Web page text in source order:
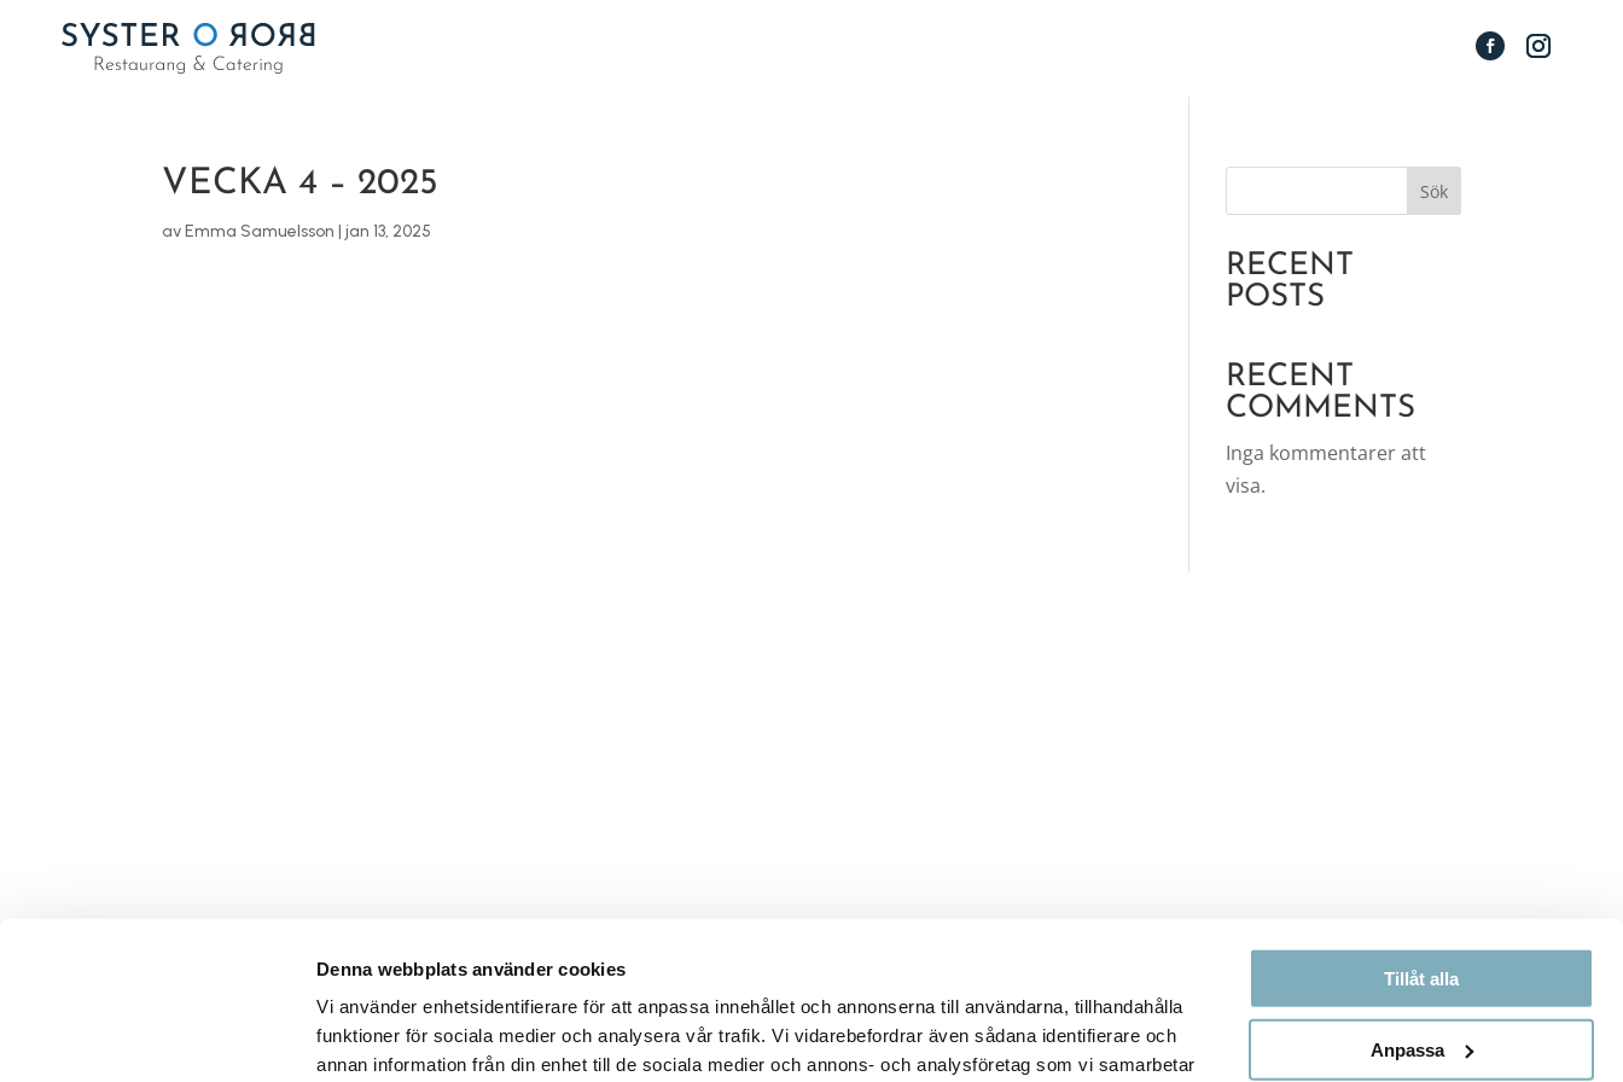
Denna webbplats använder cookies
Vi använder enhetsidentifierare för att anpassa innehållet och annonserna till användarna, tillhandahålla
funktioner för sociala medier och analysera vår trafik. Vi vidarebefordrar även sådana identifierare och
annan information från din enhet till de sociala medier och annons- och analysföretag som vi samarbetar
Tillåt alla
Anpassa
VECKA 4 – 2025
avEmma Samuelsson |jan 13, 2025
Sök
RECENT
POSTS
RECENT
COMMENTS
Inga kommentarer att
visa.